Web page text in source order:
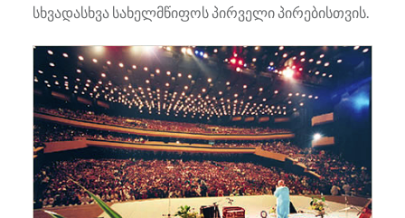
სხვადასხვა სახელმწიფოს პირველი პირებისთვის.